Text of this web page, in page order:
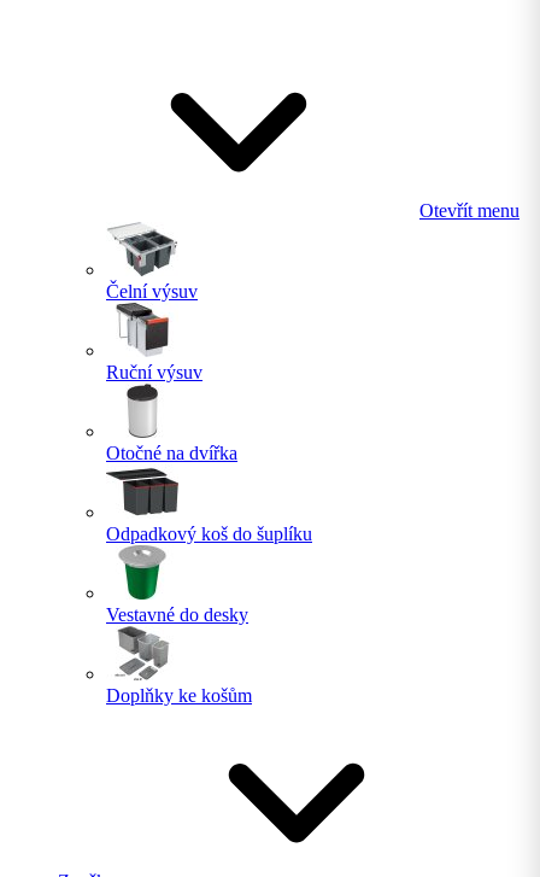
Otevřít menu
Čelní výsuv
Ruční výsuv
Otočné na dvířka
Odpadkový koš do šuplíku
Vestavné do desky
Doplňky ke košům